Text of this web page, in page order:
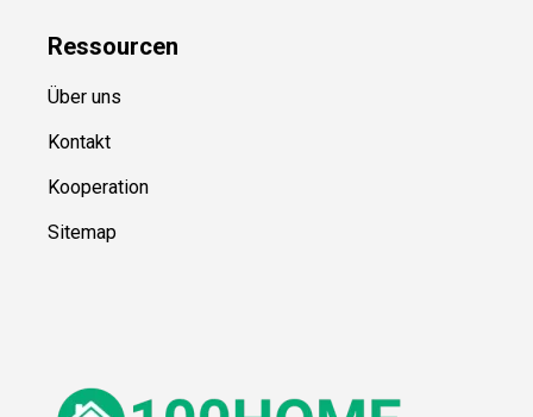
Ressourcen
Über uns
Kontakt
Kooperation
Sitemap